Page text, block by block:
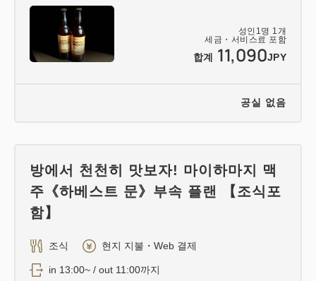
성인 1명 1개
세금・서비스료 포함
합계 11,090JPY
공실 없음
방에서 천천히 맛보자! 마이하마지 맥
주《하베스트 문》부속 플랜 【조식포
함】
조식 현지 지불・Web 결제
in 13:00~ / out 11:00까지